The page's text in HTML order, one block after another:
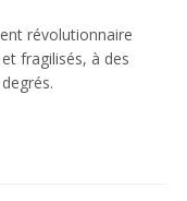
révolutionnaire
fragilisés, à des